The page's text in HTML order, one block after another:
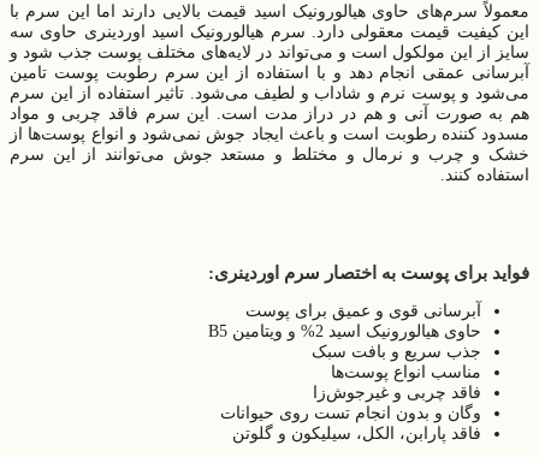
معمولاً سرم‌ها‌ی حاوی هیالورونیک اسید قیمت بالایی دارند اما این سرم با
این کیفیت قیمت معقولی دارد. سرم هیالورونیک اسید اوردینری حاوی سه
سایز از این مولکول است و می‌تواند در لایه‌ها‌ی مختلف پوست جذب شود و
آبرسانی عمقی انجام دهد و با استفاده از این سرم رطوبت پوست تامین
می‌‌شود و پوست نرم و شاداب و لطیف می‌شود. تاثیر استفاده از این سرم
هم به صورت آنی و هم در دراز مدت است. این سرم فاقد چربی و مواد
مسدود کننده رطوبت است و باعث ایجاد جوش نمی‌شود و انواع پوست‌ها از
خشک و چرب و نرمال و مختلط و مستعد جوش می‌توانند از این سرم
استفاده کنند.
فواید برای پوست به اختصار سرم اوردینری:
آبرسانی قوی و عمیق برای پوست
حاوی هیالورونیک اسید 2% و ویتامین B5
جذب سریع و بافت سبک
مناسب انواع پوست‌ها
فاقد چربی و غیرجوش‌زا
وگان و بدون انجام تست روی حیوانات
فاقد پارابن، الکل، سیلیکون و گلوتن